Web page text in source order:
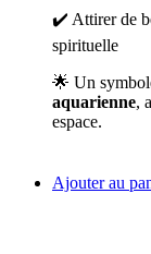
✔️ Attirer de
spirituelle
🌟 Un
aquarienne,
espace.
Ajouter au